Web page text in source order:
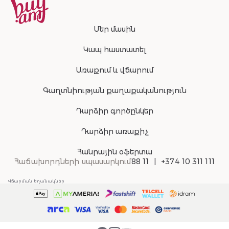
Մեր մասին
Կապ հաստատել
Առաքում և վճարում
Գաղտնիության քաղաքականություն
Դարձիր գործընկեր
Դարձիր առաքիչ
Հանրային օֆերտա
Հաճախորդների սպասարկում88 11 +374 10 311 111
Վճարման եղանակներ